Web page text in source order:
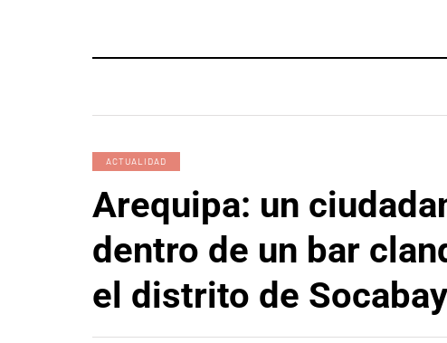
ACTUALIDAD
Arequipa: un
dentro de un bar
el distrito de